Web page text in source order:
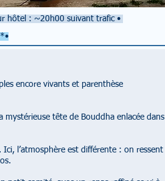
hôtel : ~20h00 suivant trafic •
encore vivants et parenthèse
mystérieuse tête de Bouddha enlacée dans
l’atmosphère est différente : on ressent